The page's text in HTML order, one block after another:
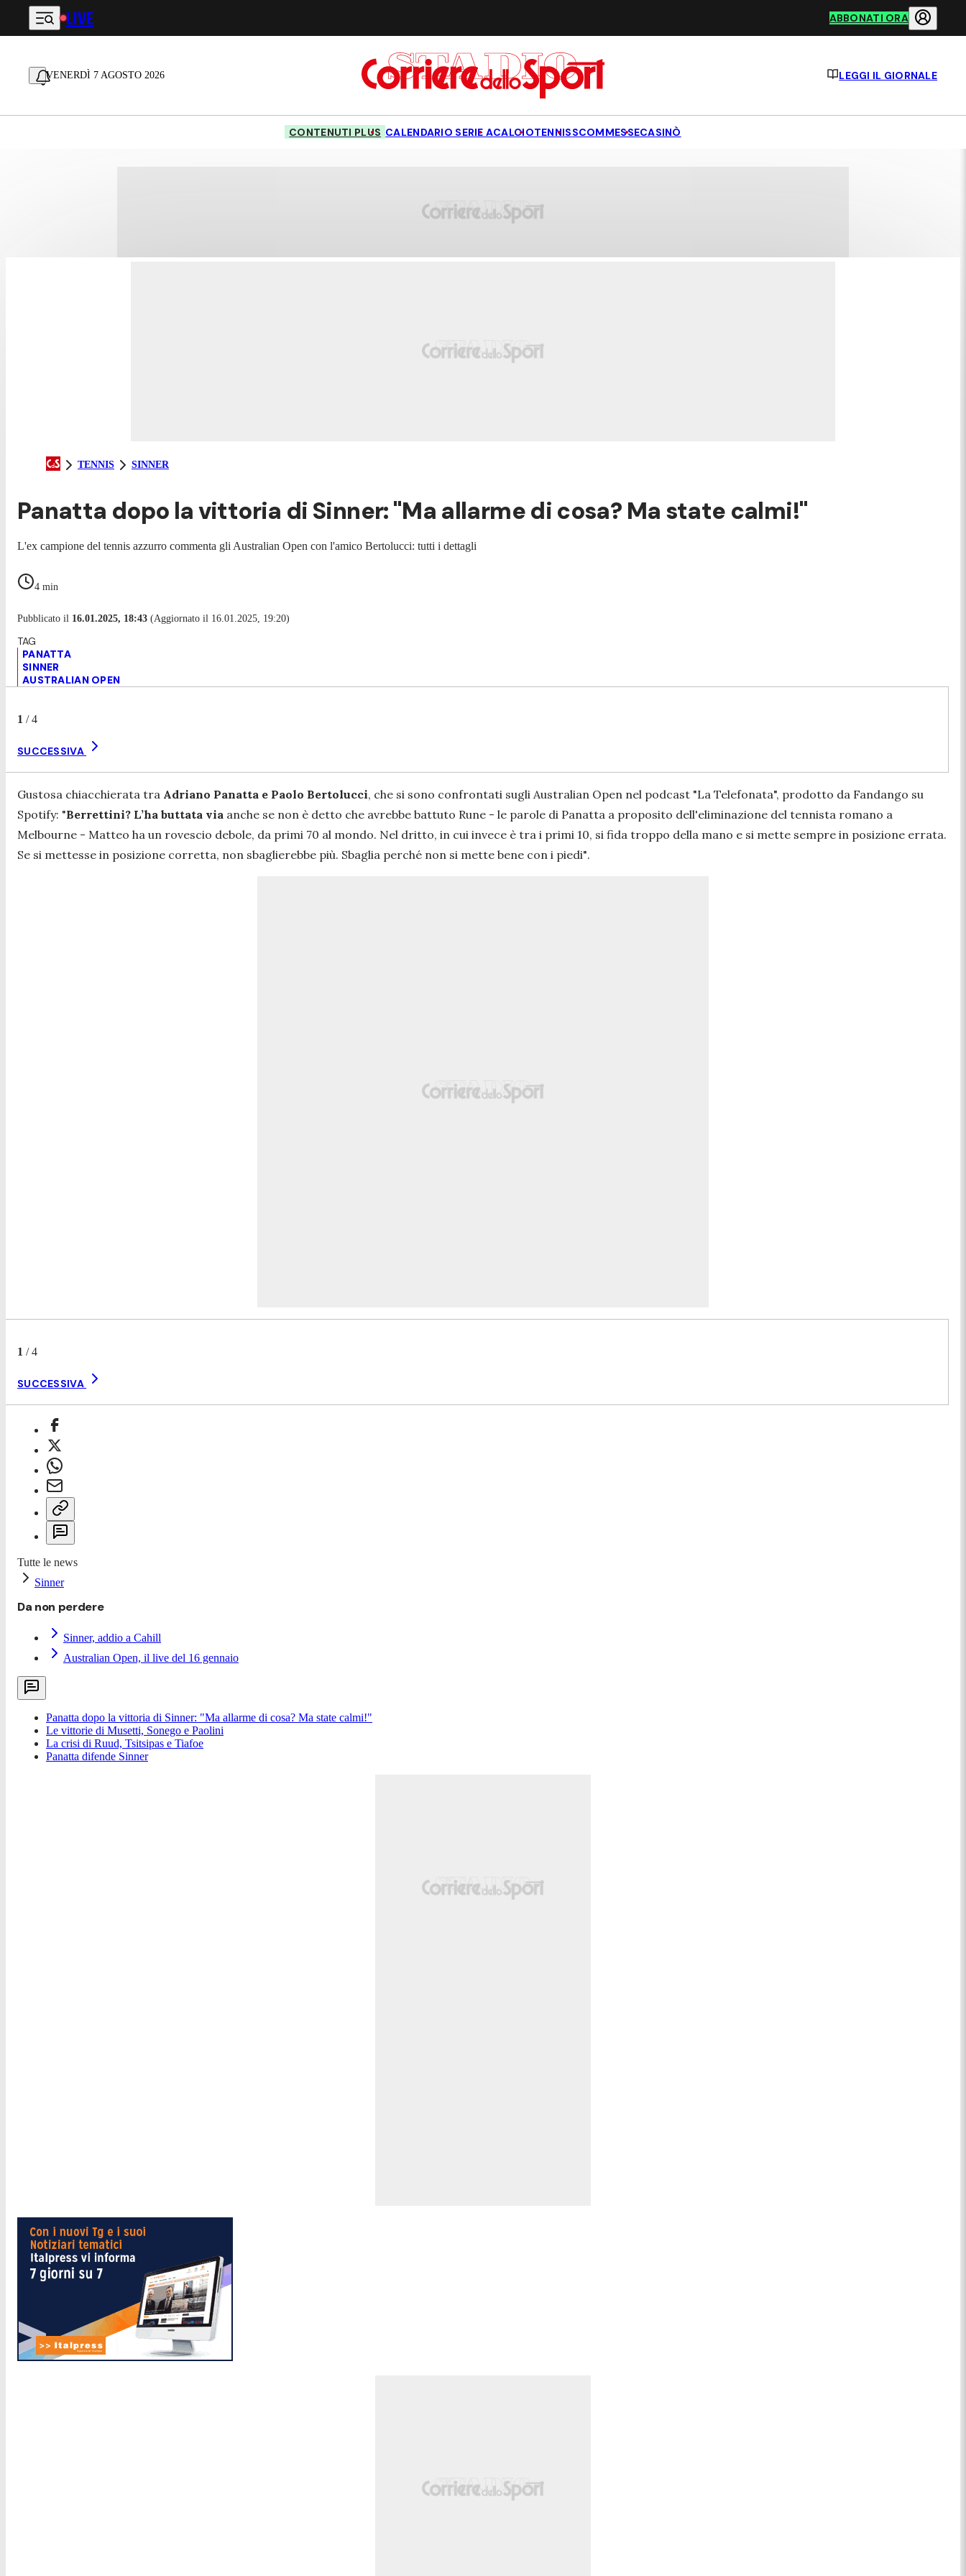
Vai al contenuto principale
LIVE ABBONATI ORA
VENERDÌ 7 AGOSTO 2026 LEGGI IL GIORNALE
CONTENUTI PLUS CALENDARIO SERIE ACALCIOTENNISSCOMMESSECASINÒ
TENNIS SINNER
Panatta dopo la vittoria di Sinner: "Ma allarme di cosa? Ma state calmi!"
L'ex campione del tennis azzurro commenta gli Australian Open con l'amico Bertolucci: tutti i dettagli
4 min
Pubblicato il 16.01.2025, 18:43 (Aggiornato il 16.01.2025, 19:20)
PANATTA
SINNER
AUSTRALIAN OPEN
1 /4
SUCCESSIVA
Gustosa chiacchierata tra Adriano Panatta e Paolo Bertolucci, che si sono confrontati sugli Australian Open nel podcast "La Telefonata", prodotto da Fandango su
Spotify: "Berrettini? L’ha buttata via anche se non è detto che avrebbe battuto Rune - le parole di Panatta a proposito dell'eliminazione del tennista romano a
Melbourne - Matteo ha un rovescio debole, da primi 70 al mondo. Nel dritto, in cui invece è tra i primi 10, si fida troppo della mano e si mette sempre in posizione errata.
Se si mettesse in posizione corretta, non sbaglierebbe più. Sbaglia perché non si mette bene con i piedi".
1 /4
SUCCESSIVA
Tutte le news
Sinner
Da non perdere
Sinner, addio a Cahill
Australian Open, il live del 16 gennaio
Panatta dopo la vittoria di Sinner: "Ma allarme di cosa? Ma state calmi!"
Le vittorie di Musetti, Sonego e Paolini
La crisi di Ruud, Tsitsipas e Tiafoe
Panatta difende Sinner